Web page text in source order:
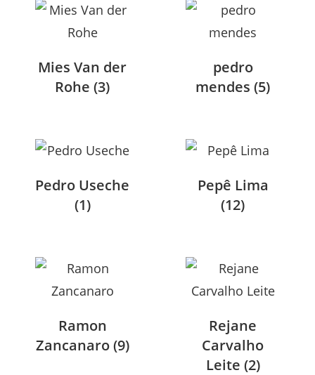
Mies Van der
Rohe (3)
pedro
mendes (5)
Pedro Useche
(1)
Pepê Lima
(12)
Ramon
Zancanaro(9)
Rejane
Carvalho
Leite (2)